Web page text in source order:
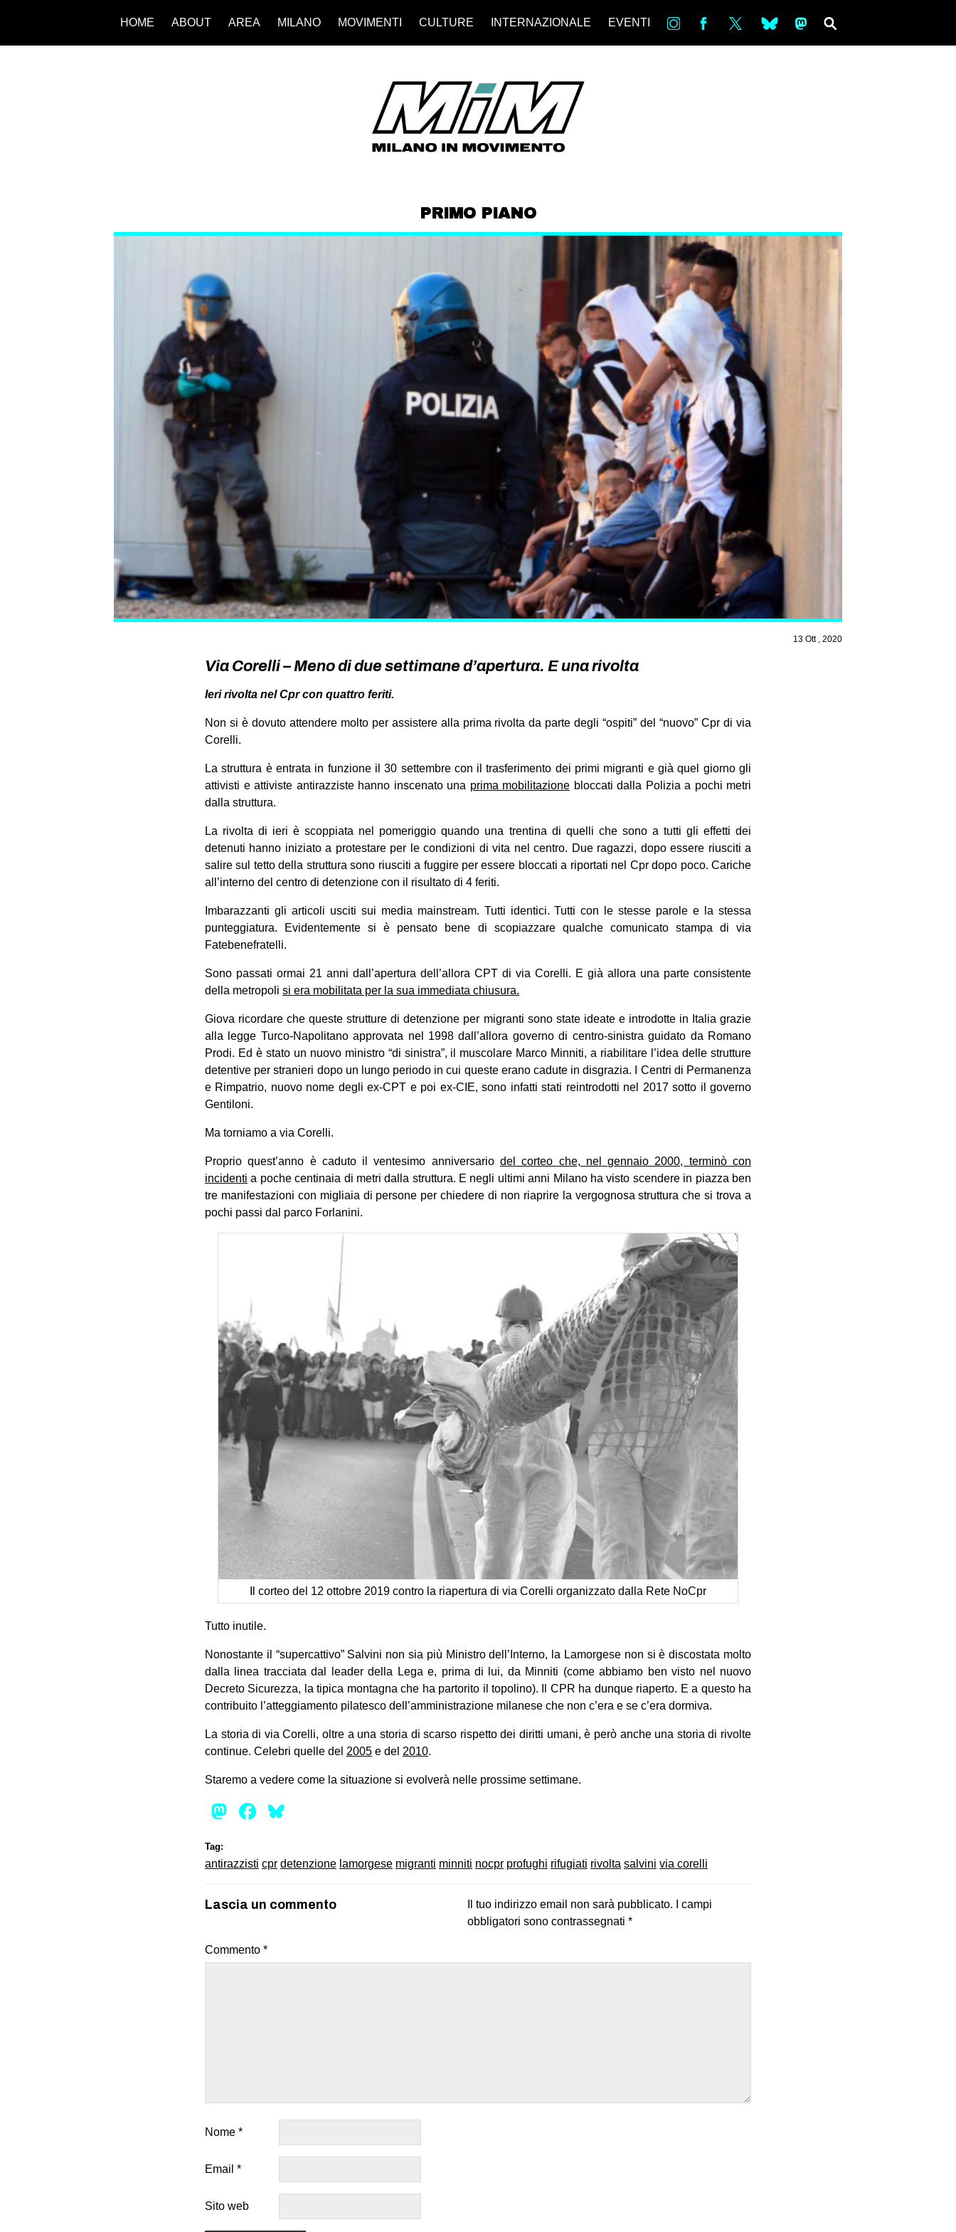
HOME ABOUT AREA MILANO MOVIMENTI CULTURE INTERNAZIONALE EVENTI in bsky ms
PRIMO PIANO
13 Ott , 2020
Via Corelli – Meno di due settimane d’apertura. E una rivolta
Ieri rivolta nel Cpr con quattro feriti.
Non si è dovuto attendere molto per assistere alla prima rivolta da parte degli “ospiti” del “nuovo” Cpr di via
Corelli.
La struttura è entrata in funzione il 30 settembre con il trasferimento dei primi migranti e già quel giorno gli
attivisti e attiviste antirazziste hanno inscenato una prima mobilitazione bloccati dalla Polizia a pochi metri
dalla struttura.
La rivolta di ieri è scoppiata nel pomeriggio quando una trentina di quelli che sono a tutti gli effetti dei
detenuti hanno iniziato a protestare per le condizioni di vita nel centro. Due ragazzi, dopo essere riusciti a
salire sul tetto della struttura sono riusciti a fuggire per essere bloccati a riportati nel Cpr dopo poco. Cariche
all’interno del centro di detenzione con il risultato di 4 feriti.
Imbarazzanti gli articoli usciti sui media mainstream. Tutti identici. Tutti con le stesse parole e la stessa
punteggiatura. Evidentemente si è pensato bene di scopiazzare qualche comunicato stampa di via
Fatebenefratelli.
Sono passati ormai 21 anni dall’apertura dell’allora CPT di via Corelli. E già allora una parte consistente
della metropoli si era mobilitata per la sua immediata chiusura.
Giova ricordare che queste strutture di detenzione per migranti sono state ideate e introdotte in Italia grazie
alla legge Turco-Napolitano approvata nel 1998 dall’allora governo di centro-sinistra guidato da Romano
Prodi. Ed è stato un nuovo ministro “di sinistra”, il muscolare Marco Minniti, a riabilitare l’idea delle strutture
detentive per stranieri dopo un lungo periodo in cui queste erano cadute in disgrazia. I Centri di Permanenza
e Rimpatrio, nuovo nome degli ex-CPT e poi ex-CIE, sono infatti stati reintrodotti nel 2017 sotto il governo
Gentiloni.
Ma torniamo a via Corelli.
Proprio quest’anno è caduto il ventesimo anniversario del corteo che, nel gennaio 2000, terminò con
incidenti a poche centinaia di metri dalla struttura. E negli ultimi anni Milano ha visto scendere in piazza ben
tre manifestazioni con migliaia di persone per chiedere di non riaprire la vergognosa struttura che si trova a
pochi passi dal parco Forlanini.
Il corteo del 12 ottobre 2019 contro la riapertura di via Corelli organizzato dalla Rete NoCpr
Tutto inutile.
Nonostante il “supercattivo” Salvini non sia più Ministro dell’Interno, la Lamorgese non si è discostata molto
dalla linea tracciata dal leader della Lega e, prima di lui, da Minniti (come abbiamo ben visto nel nuovo
Decreto Sicurezza, la tipica montagna che ha partorito il topolino). Il CPR ha dunque riaperto. E a questo ha
contribuito l’atteggiamento pilatesco dell’amministrazione milanese che non c’era e se c’era dormiva.
La storia di via Corelli, oltre a una storia di scarso rispetto dei diritti umani, è però anche una storia di rivolte
continue. Celebri quelle del 2005 e del 2010.
Staremo a vedere come la situazione si evolverà nelle prossime settimane.
Mastodon
Facebook
Tag:
antirazzisti cpr detenzione lamorgese migranti minniti nocpr profughi rifugiati rivolta salvini via corelli
Lascia un commento Il tuo indirizzo email non sarà pubblicato.
I campi
obbligatori sono contrassegnati *
Commento *
Nome *
Email *
Sito web